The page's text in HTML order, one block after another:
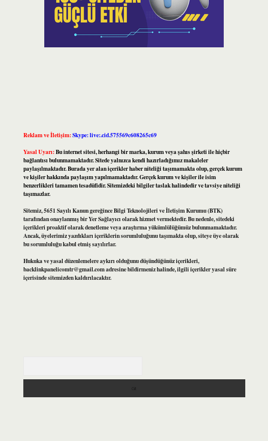
Reklam ve İletişim:Skype: live:.cid.575569c608265c69
Yasal Uyarı:Bu internet sitesi, herhangi bir marka, kurum veya şahıs şirketi ile hiçbir
bağlantısı bulunmamaktadır. Sitede yalnızca kendi hazırladığımız makaleler
paylaşılmaktadır. Burada yer alan içerikler haber niteliği taşımamakta olup, gerçek kurum
ve kişiler hakkında paylaşım yapılmamaktadır. Gerçek kurum ve kişiler ile isim
benzerlikleri tamamen tesadüfidir. Sitemizdeki bilgiler taslak halindedir ve tavsiye niteliği
taşımazlar.
Sitemiz, 5651 Sayılı Kanun gereğince Bilgi Teknolojileri ve İletişim Kurumu (BTK)
tarafından onaylanmış bir Yer Sağlayıcı olarak hizmet vermektedir. Bu nedenle, sitedeki
içerikleri proaktif olarak denetleme veya araştırma yükümlülüğümüz bulunmamaktadır.
Ancak, üyelerimiz yazdıkları içeriklerin sorumluluğunu taşımakta olup, siteye üye olarak
bu sorumluluğu kabul etmiş sayılırlar.
Hukuka ve yasal düzenlemelere aykırı olduğunu düşündüğünüz içerikleri,
backlinkpanelicomtr@gmail.comadresine bildirmeniz halinde, ilgili içerikler yasal süre
içerisinde sitemizden kaldırılacaktır.